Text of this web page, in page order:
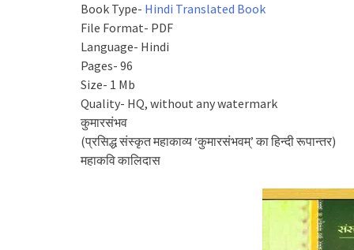
Book Type- Hindi Translated Book
File Format- PDF
Language- Hindi
Pages- 96
Size- 1 Mb
Quality- HQ, without any watermark
कुमारसंभव
(प्रसिद्ध संस्कृत महाकाव्य ‘कुमारसंभवम्’ का हिन्दी रूपान्तर)
महाकवि कालिदास